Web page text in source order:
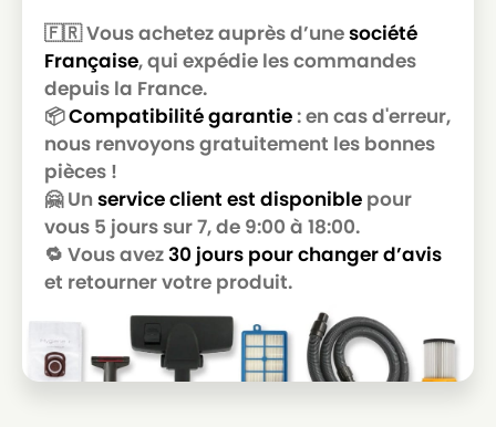
🇫🇷 Vous achetez auprès d’unesociété
Française, qui expédie les commandes
depuis la France.
📦Compatibilité garantie: en cas d'erreur,
nous renvoyons gratuitement les bonnes
pièces !
🤗 Un service client est disponible pour
vous 5 jours sur 7, de 9:00 à 18:00.
🔁 Vous avez30 jours pour changer d’avis
et retourner votre produit.